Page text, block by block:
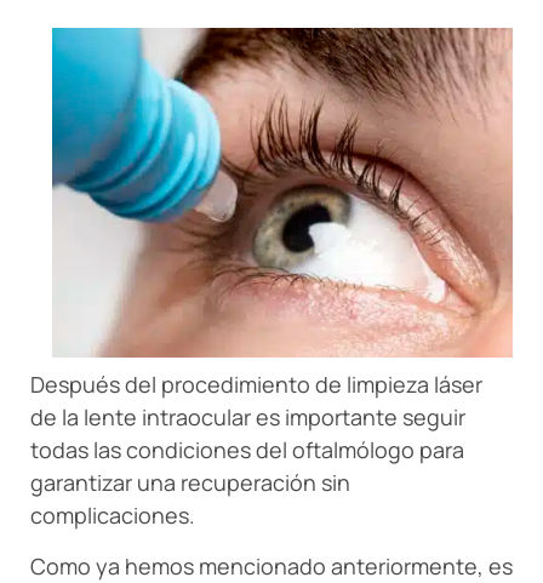
Después del procedimiento de limpieza láser
de la lente intraocular es importante seguir
todas las condiciones del oftalmólogo para
garantizar una recuperación sin
complicaciones.
Como ya hemos mencionado anteriormente, es